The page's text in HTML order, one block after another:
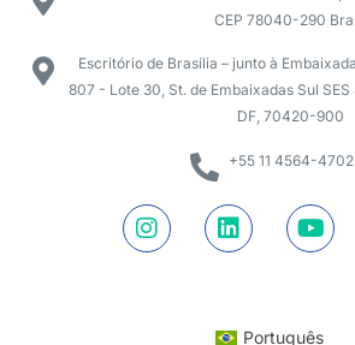
CEP 78040-290
Escritório de Brasília – junto à
807 - Lote 30, St. de Embaixadas Sul
DF, 70420-900
+55 11 4564-4702
Português